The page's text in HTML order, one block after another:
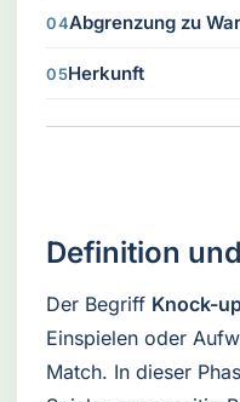
Abgrenzung zu
Herkunft
Definition
Der Begriff Knock-
Einspielen oder
Match. In dieser